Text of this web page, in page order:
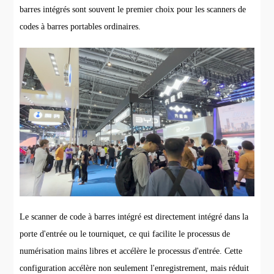
barres intégrés sont souvent le premier choix pour les scanners de
codes à barres portables ordinaires.
Le scanner de code à barres intégré est directement intégré dans la
porte d'entrée ou le tourniquet, ce qui facilite le processus de
numérisation mains libres et accélère le processus d'entrée. Cette
configuration accélère non seulement l'enregistrement, mais réduit